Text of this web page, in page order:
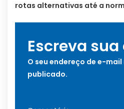
rotas alternativas até a
Escreva
O seu endereço de e-mail
publicado.